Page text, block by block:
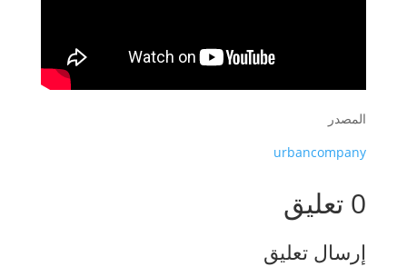
المصدر
urbancompany
0 تعليق
إرسال تعليق